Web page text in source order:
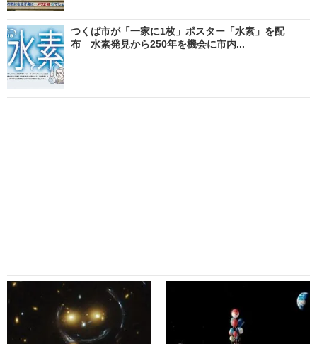
つくば市が「一家に1枚」ポスター「水素」を配
布 水素発見から250年を機会に市内...